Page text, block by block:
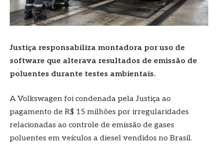
Justiça responsabiliza montadora por uso de
software que alterava resultados de emissão de
poluentes durante testes ambientais.
A Volkswagen foi condenada pela Justiça ao
pagamento de R$ 15 milhões por irregularidades
relacionadas ao controle de emissão de gases
poluentes em veículos a diesel vendidos no Brasil.